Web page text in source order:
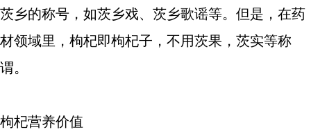
茨乡的称号，如茨乡戏、茨乡歌谣等。但是，在药
材领域里，枸杞即枸杞子，不用茨果，茨实等称
谓。
枸杞营养价值